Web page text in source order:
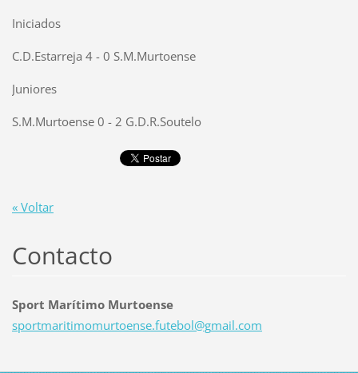
Iniciados
C.D.Estarreja 4 - 0 S.M.Murtoense
Juniores
S.M.Murtoense 0 - 2 G.D.R.Soutelo
« Voltar
Contacto
Sport Marítimo Murtoense
sportmaritimomurtoense.futebol@gmail.com